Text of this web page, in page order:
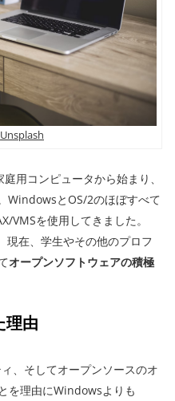
Unsplash
用コンピュータから始まり、
WindowsとOS/2のほぼすべて
VMSを使用してきました。
在、学生やその他のプロフ
オープンソフトウェアの積極
理由
、そしてオープンソースのオ
を理由にWindowsよりも